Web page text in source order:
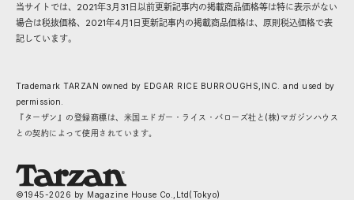
当サイトでは、2021年3月31日以前更新記事内の掲載商品価格等は特に表示がない
場合は税抜価格、2021年4月1日更新記事内の掲載商品価格は、原則税込価格で表
記しています。
Trademark TARZAN owned by EDGAR RICE BURROUGHS,INC. and used by
permission.
『ターザン』の登録商標は、米国エドガー・ライス・バローズ社と(株)マガジンハウス
との契約によって使用されています。
©1945-2026 by Magazine House Co.,Ltd(Tokyo)